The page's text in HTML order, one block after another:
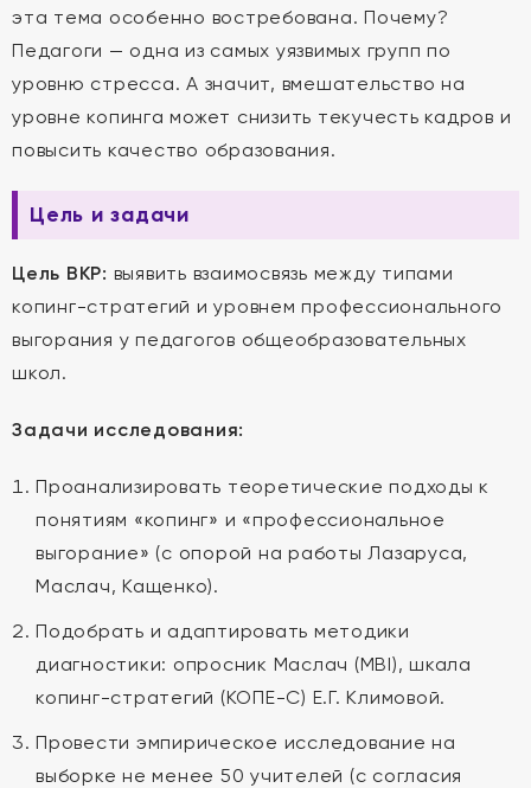
эта тема особенно востребована. Почему?
Педагоги — одна из самых уязвимых групп по
уровню стресса. А значит, вмешательство на
уровне копинга может снизить текучесть кадров и
повысить качество образования.
Цель и задачи
Цель ВКР: выявить взаимосвязь между типами
копинг-стратегий и уровнем профессионального
выгорания у педагогов общеобразовательных
школ.
Задачи исследования:
Проанализировать теоретические подходы к
понятиям «копинг» и «профессиональное
выгорание» (с опорой на работы Лазаруса,
Маслач, Кащенко).
Подобрать и адаптировать методики
диагностики: опросник Маслач (MBI), шкала
копинг-стратегий (КОПЕ-С) Е.Г. Климовой.
Провести эмпирическое исследование на
выборке не менее 50 учителей (с согласия